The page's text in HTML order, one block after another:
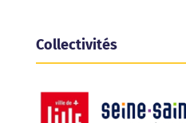
Collectivités